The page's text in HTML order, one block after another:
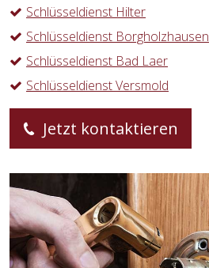
Schlüsseldienst Hilter
Schlüsseldienst Borgholzhausen
Schlüsseldienst Bad Laer
Schlüsseldienst Versmold
Jetzt kontaktieren